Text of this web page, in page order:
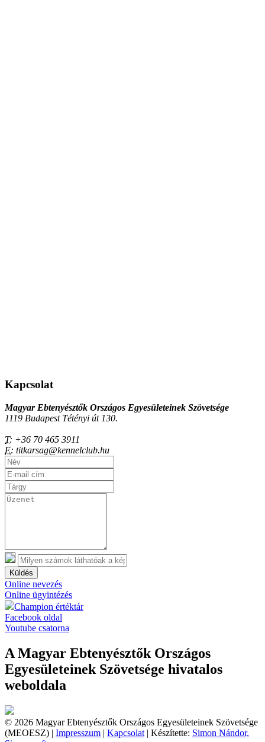
Kapcsolat
Magyar Ebtenyésztők Országos Egyesületeinek Szövetsége
1119 Budapest Tétényi út 130.
T: +36 70 465 3911
E: titkarsag@kennelclub.hu
Küldés
Online nevezés
Online ügyintézés
Champion értéktár
Facebook oldal
Youtube csatorna
A Magyar Ebtenyésztők Országos
Egyesületeinek Szövetsége hivatalos
weboldala
© 2026 Magyar Ebtenyésztők Országos Egyesületeinek Szövetsége
(MEOESZ) | Impresszum | Kapcsolat | Készítette: Simon Nándor,